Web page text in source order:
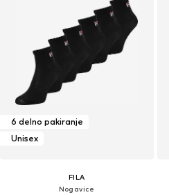
6 delno pakiranje
Unisex
FILA
Nogavice